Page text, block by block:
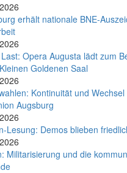
erhält nationale BNE-
Opera Augusta lädt zum
Goldenen Saal
Kontinuität und
Augsburg
Lesung: Demos blieben
Mi­li­ta­ri­sie­rung und die